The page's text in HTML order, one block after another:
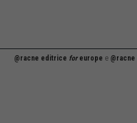
@racne editrice foreurope e @racne